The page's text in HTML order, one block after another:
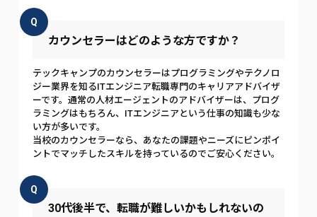
Q
カウンセラーはどのような方ですか？
テックキャンプのカウンセラーはプログラミングやテクノロ
ジー業界を知るITエンジニア転職専門のキャリアアドバイザ
ーです。通常の人材エージェントのアドバイザーは、プログ
ラミングはもちろん、ITエンジニアという仕事の知識も少な
い方が多いです。
当校のカウンセラーなら、あなたの課題やニーズにピンポイ
ントでマッチしたスキルを持っているのでご安心ください。
Q
30代後半で、転職が難しいかもしれないの